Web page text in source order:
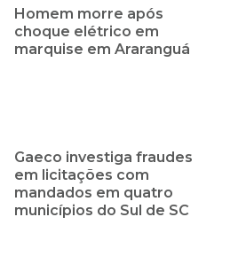
Homem morre após
choque elétrico em
marquise em Araranguá
Gaeco investiga fraudes
em licitações com
mandados em quatro
municípios do Sul de SC